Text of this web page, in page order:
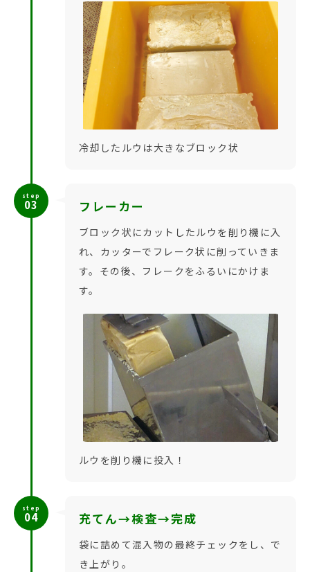
冷却したルウは大きなブロック状
step
03 フレーカー
ブロック状にカットしたルウを削り機に入
れ、カッターでフレーク状に削っていきま
す。その後、フレークをふるいにかけま
す。
ルウを削り機に投入！
step
04 充てん→検査→完成
袋に詰めて混入物の最終チェックをし、で
き上がり。